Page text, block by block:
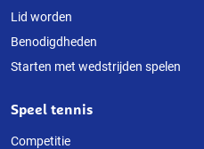
Lid worden
Benodigdheden
Starten met wedstrijden spelen
Speel tennis
Competitie